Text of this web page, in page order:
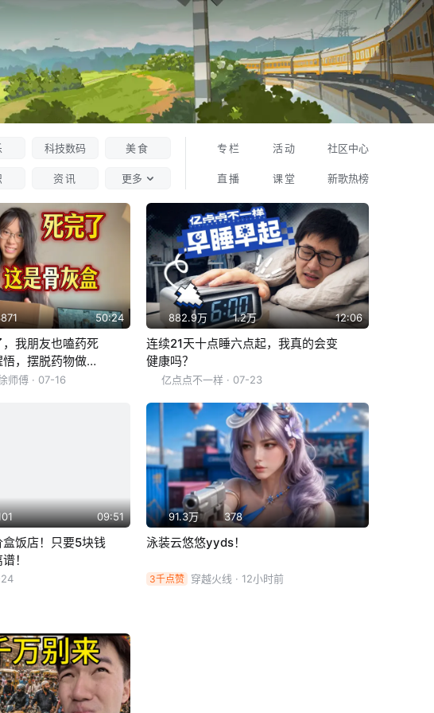
科技数码
资讯
美食
更多
专栏
直播
活动
课堂
社区中心
新歌热榜
50:24
我朋友也嗑药死
，摆脱药物做了
师傅 · 07-16
882.9万 1.2万 12:06
连续21天十点睡六点起，我真的会变
健康吗？
亿点点不一样 · 07-23
09:51
饭店！只要5块钱
！
24
91.3万 378
泳装云悠悠yyds！
3千点赞 穿越火线 · 12小时前